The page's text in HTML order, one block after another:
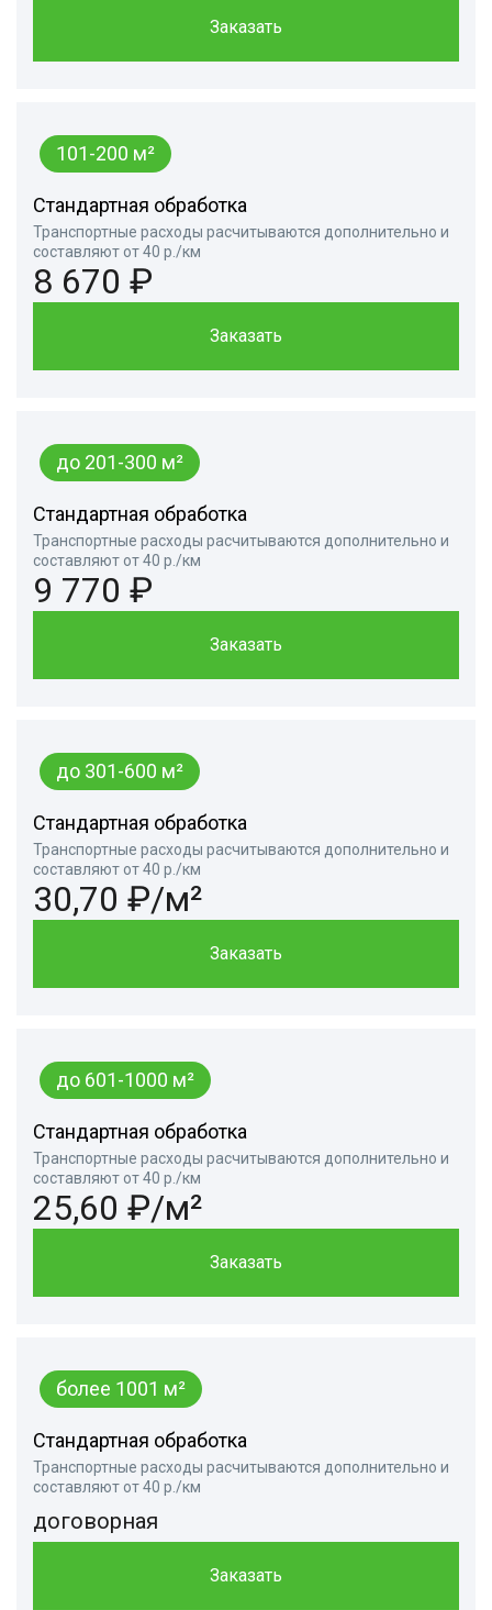
Заказать
101-200 м²
Стандартная обработка
Транспортные расходы расчитываются дополнительно и
составляют от 40 р./км
8 670 ₽
Заказать
до 201-300 м²
Стандартная обработка
Транспортные расходы расчитываются дополнительно и
составляют от 40 р./км
9 770 ₽
Заказать
до 301-600 м²
Стандартная обработка
Транспортные расходы расчитываются дополнительно и
составляют от 40 р./км
30,70 ₽/м²
Заказать
до 601-1000 м²
Стандартная обработка
Транспортные расходы расчитываются дополнительно и
составляют от 40 р./км
25,60 ₽/м²
Заказать
более 1001 м²
Стандартная обработка
Транспортные расходы расчитываются дополнительно и
составляют от 40 р./км
договорная
Заказать